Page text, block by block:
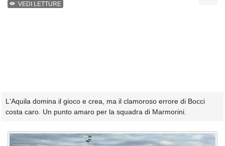
VEDI LETTURE
L'Aquila domina il gioco e crea, ma il clamoroso errore di Bocci
costa caro. Un punto amaro per la squadra di Marmorini.